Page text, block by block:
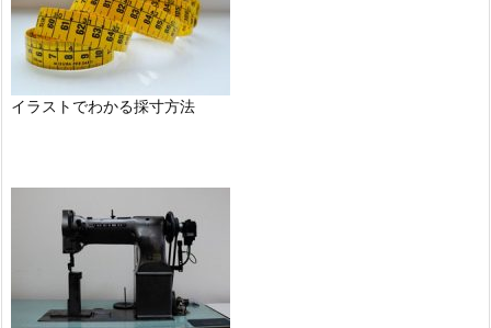
イラストでわかる採寸方法